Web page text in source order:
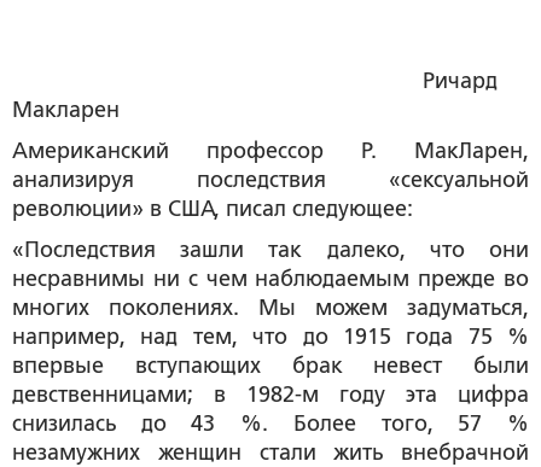
Ричард
Макларен
Американский профессор Р. МакЛарен,
анализируя последствия «сексуальной
революции» в США, писал следующее:
«Последствия зашли так далеко, что они
несравнимы ни с чем наблюдаемым прежде во
многих поколениях. Мы можем задуматься,
например, над тем, что до 1915 года 75 %
впервые вступающих брак невест были
девственницами; в 1982-м году эта цифра
снизилась до 43 %. Более того, 57 %
незамужних женщин стали жить внебрачной